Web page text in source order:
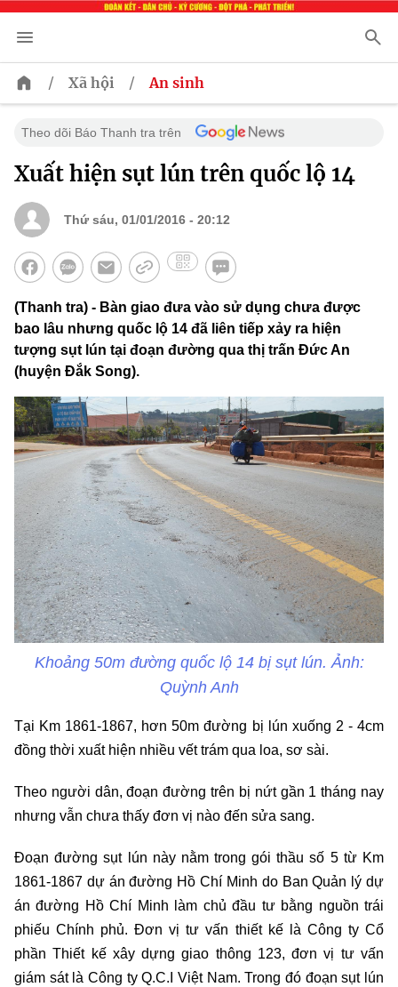
/ Xã hội / An sinh
Theo dõi Báo Thanh tra trên
Xuất hiện sụt lún trên quốc lộ 14
Thứ sáu, 01/01/2016 - 20:12
(Thanh tra) - Bàn giao đưa vào sử dụng chưa được
bao lâu nhưng quốc lộ 14 đã liên tiếp xảy ra hiện
tượng sụt lún tại đoạn đường qua thị trấn Đức An
(huyện Đắk Song).
Khoảng 50m đường quốc lộ 14 bị sụt lún. Ảnh:
Quỳnh Anh
Tại Km 1861-1867, hơn 50m đường bị lún xuống 2 - 4cm
đồng thời xuất hiện nhiều vết trám qua loa, sơ sài.
Theo người dân, đoạn đường trên bị nứt gần 1 tháng nay
nhưng vẫn chưa thấy đơn vị nào đến sửa sang.
Đoạn đường sụt lún này nằm trong gói thầu số 5 từ Km
1861-1867 dự án đường Hồ Chí Minh do Ban Quản lý dự
án đường Hồ Chí Minh làm chủ đầu tư bằng nguồn trái
phiếu Chính phủ. Đơn vị tư vấn thiết kế là Công ty Cổ
phần Thiết kế xây dựng giao thông 123, đơn vị tư vấn
giám sát là Công ty Q.C.I Việt Nam. Trong đó đoạn sụt lún